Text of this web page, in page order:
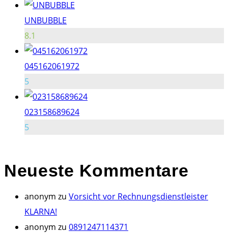
UNBUBBLE
8.1
045162061972
5
023158689624
5
Neueste Kommentare
anonym zu Vorsicht vor Rechnungsdienstleister
KLARNA!
anonym zu 0891247114371